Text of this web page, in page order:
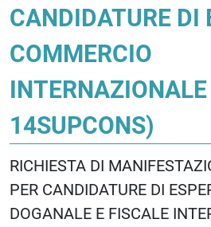
CANDIDATURE DI
COMMERCIO
14SUPCONS)
RICHIESTA DI
PER CANDIDATURE DI
DOGANALE E FISCALE